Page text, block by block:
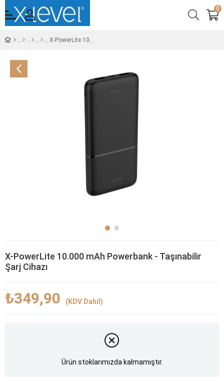
0
X-PowerLite 10.000 mAh Powerbank - Taşınabilir Şarj Cihazı
X-PowerLite 10.000 mAh Powerbank - Taşınabilir
Şarj Cihazı
₺349,90 (KDV Dahil)
Ürün stoklarımızda kalmamıştır.